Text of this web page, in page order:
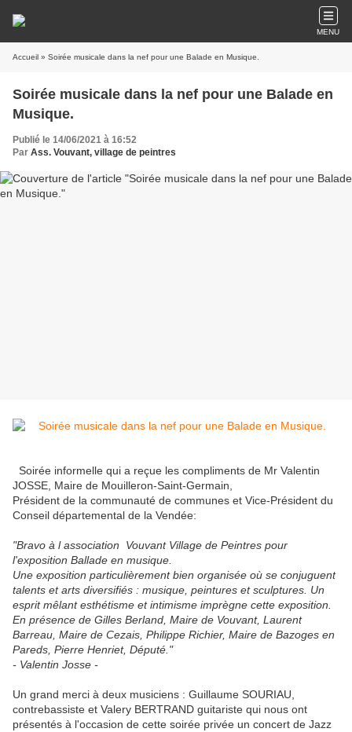
MENU
Accueil » Soirée musicale dans la nef pour une Balade en Musique.
Soirée musicale dans la nef pour une Balade en
Musique.
Publié le 14/06/2021 à 16:52
Par Ass. Vouvant, village de peintres
Soirée informelle qui a reçue les compliments de Mr Valentin
JOSSE, Maire de Mouilleron-Saint-Germain,
Président de la communauté de communes et Vice-Président du
Conseil départemental de la Vendée:
"Bravo à l association Vouvant Village de Peintres pour
l'exposition Ballade en musique.
Une exposition particulièrement bien organisée où se conjuguent
talents et arts diversifiés : musique, peintures et sculptures. Un
esprit mêlant esthétisme et intimisme imprègne cette exposition.
En présence de Gilles Berland, Maire de Vouvant, Laurent
Barreau, Maire de Cezais, Philippe Richier, Maire de Bazoges en
Pareds, Pierre Henriet, Député."
- Valentin Josse -
Un grand merci à deux musiciens : Guillaume SOURIAU,
contrebassiste et Valery BERTRAND guitariste qui nous ont
présentés à l'occasion de cette soirée privée un concert de Jazz